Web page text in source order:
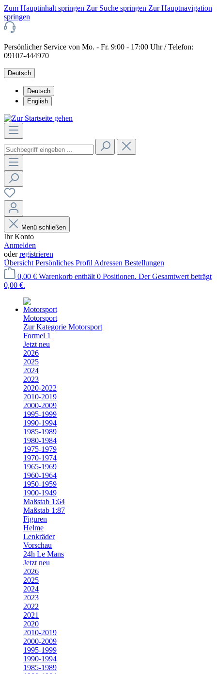
Zum Hauptinhalt springen Zur Suche springen Zur Hauptnavigation
springen
Persönlicher Service von Mo. - Fr. 9:00 - 17:00 Uhr / Telefon:
09107-444970
Deutsch
Deutsch
English
Menü schließen
Ihr Konto
Anmelden
oderregistrieren
Übersicht Persönliches Profil Adressen Bestellungen
0,00 € Warenkorb enthält 0 Positionen. Der Gesamtwert beträgt
0,00 €.
Motorsport
Zur Kategorie Motorsport
Formel 1
Jetzt neu
2026
2025
2024
2023
2020-2022
2010-2019
2000-2009
1995-1999
1990-1994
1985-1989
1980-1984
1975-1979
1970-1974
1965-1969
1960-1964
1950-1959
1900-1949
Maßstab 1:64
Maßstab 1:87
Figuren
Helme
Lenkräder
Vorschau
24h Le Mans
Jetzt neu
2026
2025
2024
2023
2022
2021
2020
2010-2019
2000-2009
1995-1999
1990-1994
1985-1989